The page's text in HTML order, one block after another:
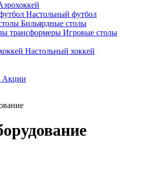
Настольный футбол
Бильярдные столы
Игровые столы
Настольный хоккей
Акции